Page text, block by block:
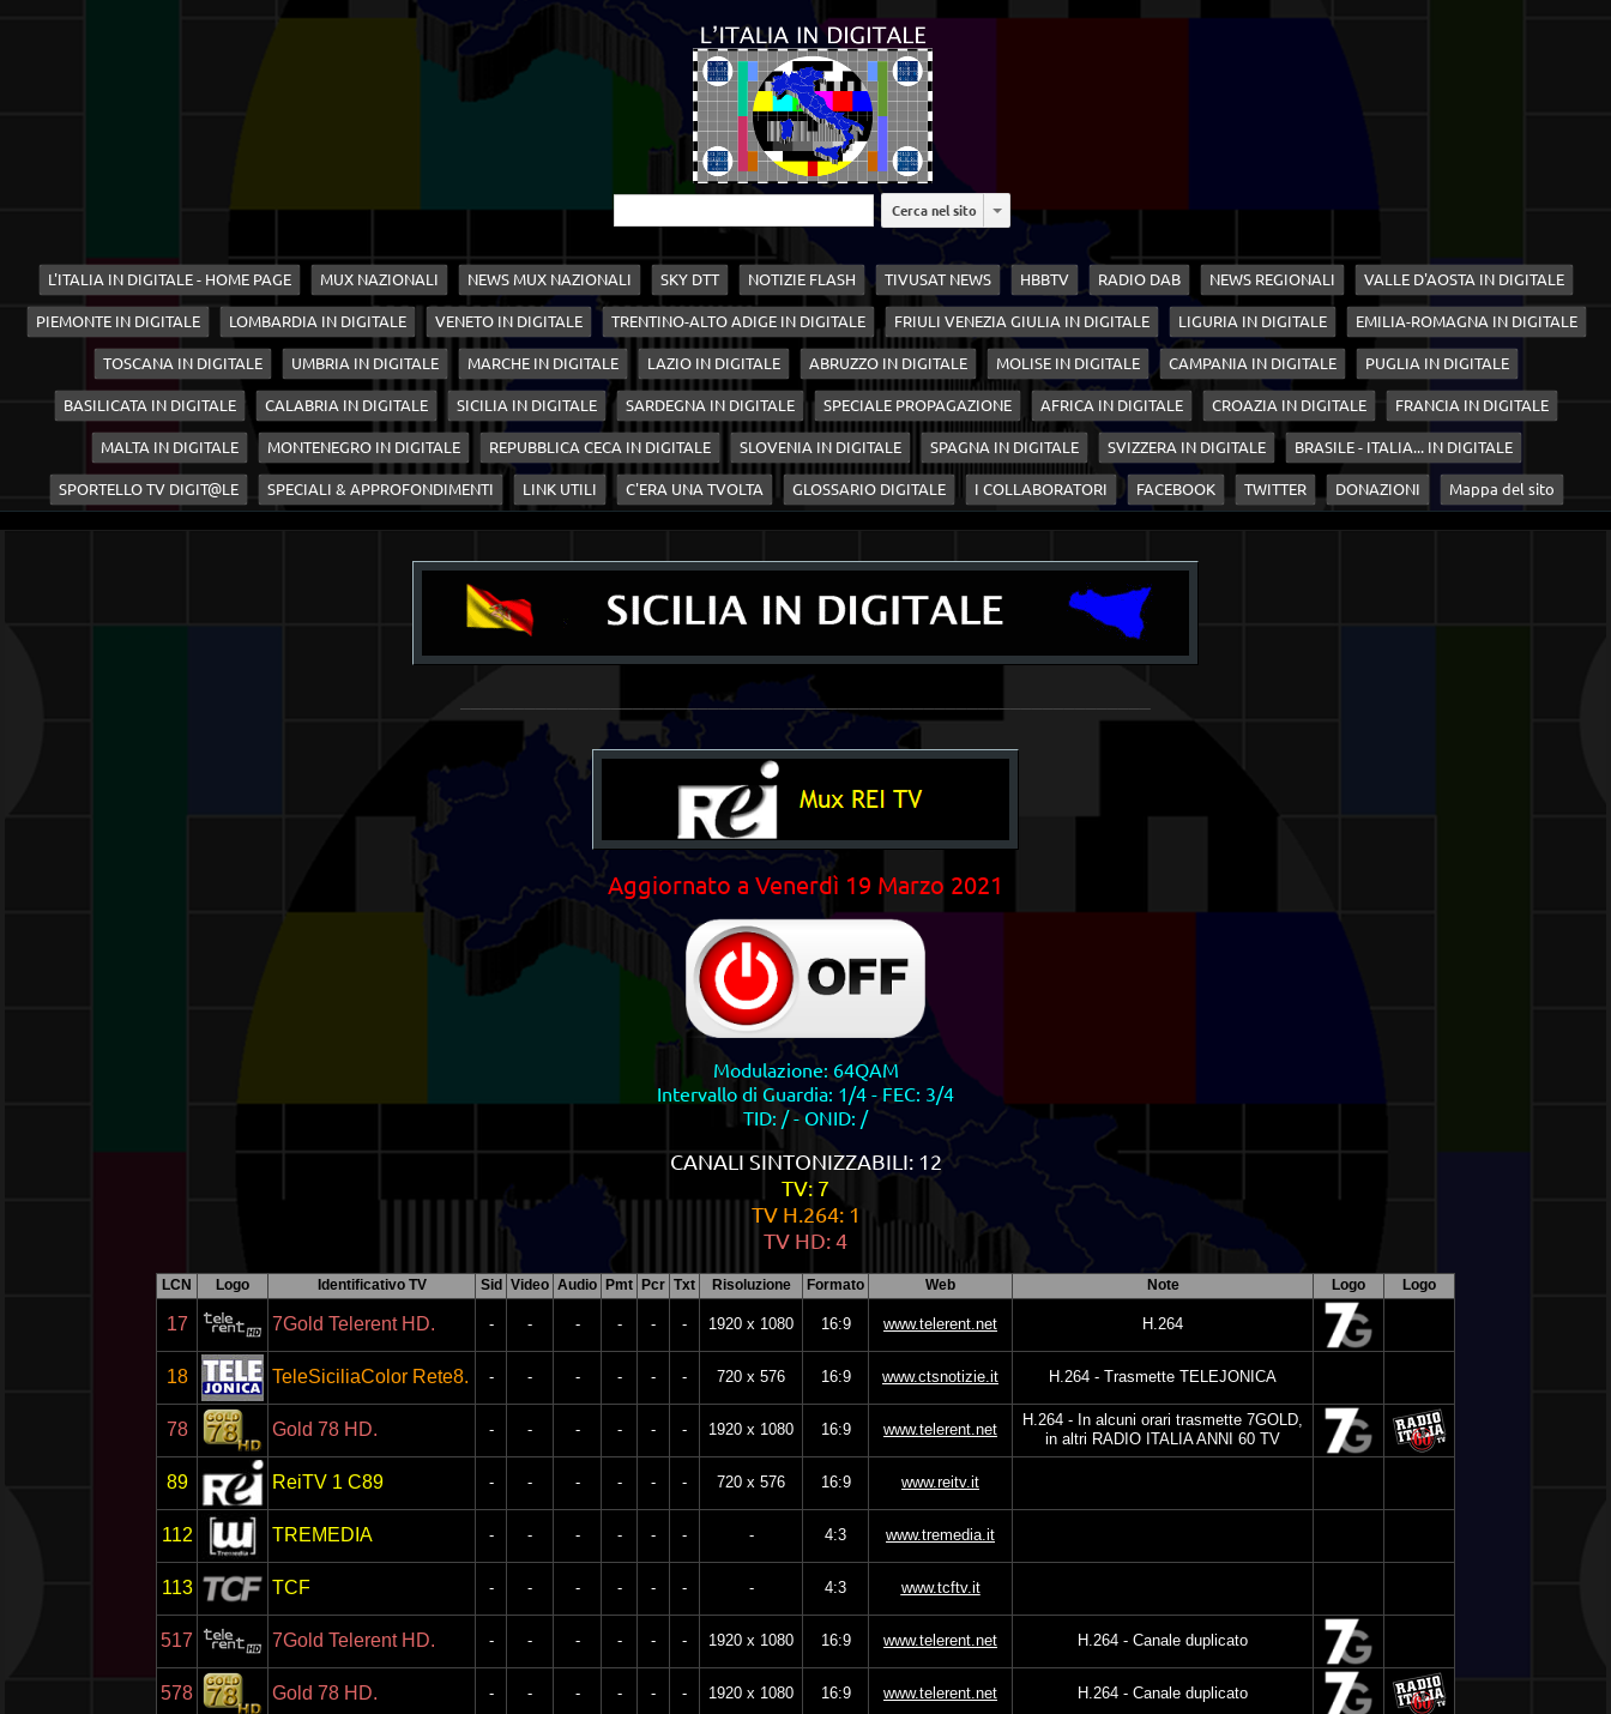
Cerca nel sito
L'ITALIA IN DIGITALE - HOME PAGE MUX NAZIONALI NEWS MUX NAZIONALI SKY DTT NOTIZIE FLASH TIVUSAT NEWS HBBTV RADIO DAB NEWS REGIONALI VALLE D'AOSTA IN DIGITALE
PIEMONTE IN DIGITALE LOMBARDIA IN DIGITALE VENETO IN DIGITALE TRENTINO-ALTO ADIGE IN DIGITALE FRIULI VENEZIA GIULIA IN DIGITALE LIGURIA IN DIGITALE EMILIA-ROMAGNA IN DIGITALE
TOSCANA IN DIGITALE UMBRIA IN DIGITALE MARCHE IN DIGITALE LAZIO IN DIGITALE ABRUZZO IN DIGITALE MOLISE IN DIGITALE CAMPANIA IN DIGITALE PUGLIA IN DIGITALE
BASILICATA IN DIGITALE CALABRIA IN DIGITALE SICILIA IN DIGITALE SARDEGNA IN DIGITALE SPECIALE PROPAGAZIONE AFRICA IN DIGITALE CROAZIA IN DIGITALE FRANCIA IN DIGITALE
MALTA IN DIGITALE MONTENEGRO IN DIGITALE REPUBBLICA CECA IN DIGITALE SLOVENIA IN DIGITALE SPAGNA IN DIGITALE SVIZZERA IN DIGITALE BRASILE - ITALIA... IN DIGITALE
SPORTELLO TV DIGIT@LE SPECIALI & APPROFONDIMENTI LINK UTILI C'ERA UNA TVOLTA GLOSSARIO DIGITALE I COLLABORATORI FACEBOOK TWITTER DONAZIONI Mappa del sito
________________________________________________________________
Aggiornato a Venerdì 19 Marzo 2021
Modulazione: 64QAM
Intervallo di Guardia: 1/4 - FEC: 3/4
TID: / - ONID: /
CANALI SINTONIZZABILI: 12
TV: 7
TV H.264: 1
TV HD: 4
LCN Logo Identificativo TV Sid Video Audio Pmt Pcr Txt Risoluzione Formato Web Note Logo Logo
17 7Gold Telerent HD. - - - - - - 1920 x 1080 16:9 www.telerent.net H.264
18 TeleSiciliaColor Rete8. - - - - - - 720 x 576 16:9 www.ctsnotizie.it H.264 - Trasmette TELEJONICA
78 Gold 78 HD. - - - - - - 1920 x 1080 16:9 www.telerent.net
H.264 - In alcuni orari trasmette 7GOLD,
in altri RADIO ITALIA ANNI 60 TV
89 ReiTV 1 C89 - - - - - - 720 x 576 16:9 www.reitv.it
112 TREMEDIA - - - - - - - 4:3 www.tremedia.it
113 TCF - - - - - - - 4:3 www.tcftv.it
517 7Gold Telerent HD. - - - - - - 1920 x 1080 16:9 www.telerent.net H.264 - Canale duplicato
578 Gold 78 HD. - - - - - - 1920 x 1080 16:9 www.telerent.net H.264 - Canale duplicato